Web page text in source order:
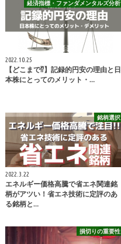
経済指標・ファンダメンタルズ分析
2022.10.25
【どこまで⁉】記録的円安の理由と日
本株にとってのメリット・…
銘柄選択
2022.3.22
エネルギー価格高騰で省エネ関連銘
柄がアツい！省エネ技術に定評のあ
る銘柄と…
損切りの重要性